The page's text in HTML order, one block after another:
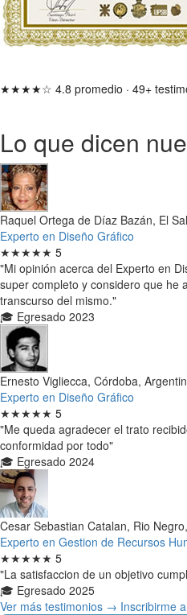
★★★★☆ 4.8 promedio · 49+
Lo que dicen
Raquel Ortega de Díaz Bazán, El
Experto en Diseño Gráfico
★★★★★ 5
"Mi opinión acerca del Experto en
super completo y considero que he
transcurso del mismo."
🎓 Egresado 2023
Ernesto Vigliecca, Córdoba,
Experto en Diseño Gráfico
★★★★★ 5
"Me queda agradecer el trato
conformidad por todo"
🎓 Egresado 2024
Cesar Sebastian Catalan, Rio
Experto en Gestion de Recursos
★★★★★ 5
"La satisfaccion de un objetivo
🎓 Egresado 2025
Ver más testimonios → Inscribirme